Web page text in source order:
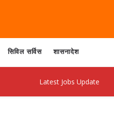
सिविल सर्विस शासनादेश
Latest Jobs Update